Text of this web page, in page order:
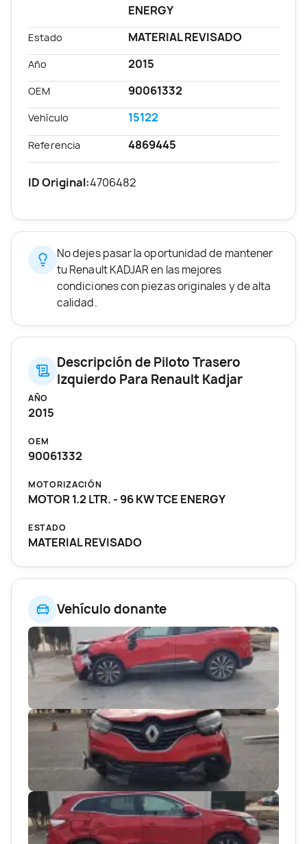
Vehículo donante
ENERGY
Estado MATERIAL REVISADO
Año 2015
OEM 90061332
Vehículo 15122
Referencia 4869445
ID Original:4706482
No dejes pasar la oportunidad de mantener
tu Renault KADJAR en las mejores
condiciones con piezas originales y de alta
calidad.
Descripción de Piloto Trasero
Izquierdo Para Renault Kadjar
AÑO
2015
OEM
90061332
MOTORIZACIÓN
MOTOR 1.2 LTR. - 96 KW TCE ENERGY
ESTADO
MATERIAL REVISADO